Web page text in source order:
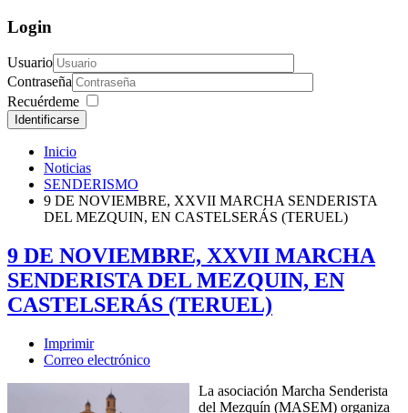
Login
Usuario
Contraseña
Recuérdeme
Identificarse
Inicio
Noticias
SENDERISMO
9 DE NOVIEMBRE, XXVII MARCHA SENDERISTA
DEL MEZQUIN, EN CASTELSERÁS (TERUEL)
9 DE NOVIEMBRE, XXVII MARCHA
SENDERISTA DEL MEZQUIN, EN
CASTELSERÁS (TERUEL)
Imprimir
Correo electrónico
La asociación Marcha Senderista
del Mezquín (MASEM) organiza